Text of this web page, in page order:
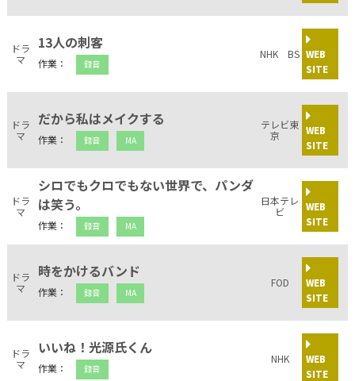
ドラ
マ
13人の刺客
作業： 録音
NHK BS WEB
SITE
ドラ
マ
だから私はメイクする
作業： 録音 MA
テレビ東
京
WEB
SITE
ドラ
マ
シロでもクロでもない世界で、パンダ
は笑う。
作業： 録音 MA
日本テレ
ビ
WEB
SITE
ドラ
マ
時をかけるバンド
作業： 録音 MA
FOD
WEB
SITE
ドラ
マ
いいね！光源氏くん
作業： 録音
NHK
WEB
SITE